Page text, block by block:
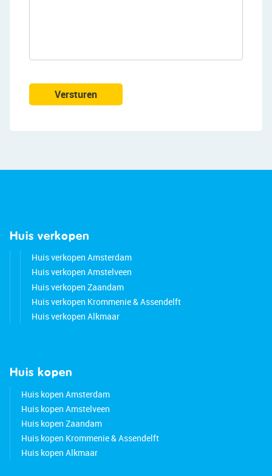
Versturen
Huis verkopen
Huis verkopen Amsterdam
Huis verkopen Amstelveen
Huis verkopen Zaandam
Huis verkopen Krommenie & Assendelft
Huis verkopen Alkmaar
Huis kopen
Huis kopen Amsterdam
Huis kopen Amstelveen
Huis kopen Zaandam
Huis kopen Krommenie & Assendelft
Huis kopen Alkmaar